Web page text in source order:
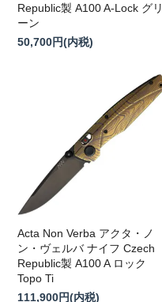
Republic製 A100 A-Lock グリ
ーン
50,700円(内税)
Acta Non Verba アクタ・ノ
ン・ヴェルバ ナイフ Czech
Republic製 A100 A ロック
Topo Ti
111,900円(内税)